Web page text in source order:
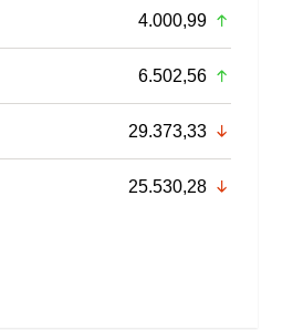
4.000,99
6.502,56
29.373,33
25.530,28